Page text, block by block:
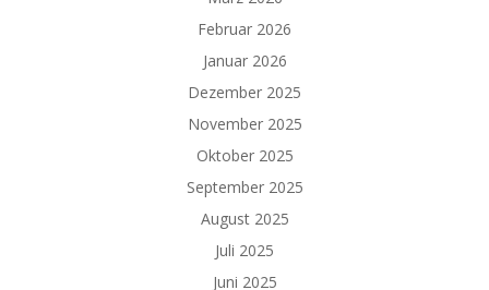
Februar 2026
Januar 2026
Dezember 2025
November 2025
Oktober 2025
September 2025
August 2025
Juli 2025
Juni 2025